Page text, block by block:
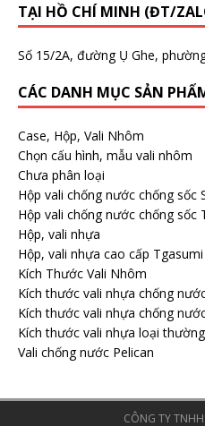
TẠI HỒ CHÍ MINH (ĐT/
Số 15/2A, đường Ụ Ghe,
CÁC DANH MỤC SẢN
Case, Hộp, Vali Nhôm
Chọn cấu hình, mẫu vali nhôm
Chưa phân loại
Hộp vali chống nước chống sốc
Hộp vali chống nước chống sốc
Hộp, vali nhựa
Hộp, vali nhựa cao cấp Tgasumi
Kích Thước Vali Nhôm
Kích thước vali nhựa chống
Kích thước vali nhựa chống
Kích thước vali nhựa loại thường
Vali chống nước Pelican
CÔNG TY